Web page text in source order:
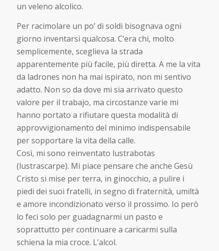
un veleno alcolico.
Per racimolare un po’ di soldi bisognava ogni
giorno inventarsi qualcosa. C’era chi, molto
semplicemente, sceglieva la strada
apparentemente più facile, più diretta. A me la vita
da ladrones non ha mai ispirato, non mi sentivo
adatto. Non so da dove mi sia arrivato questo
valore per il trabajo, ma circostanze varie mi
hanno portato a rifiutare questa modalità di
approvvigionamento del minimo indispensabile
per sopportare la vita della calle.
Così, mi sono reinventato lustrabotas
(lustrascarpe). Mi piace pensare che anche Gesù
Cristo si mise per terra, in ginocchio, a pulire i
piedi dei suoi fratelli, in segno di fraternità, umiltà
e amore incondizionato verso il prossimo. Io però
lo feci solo per guadagnarmi un pasto e
soprattutto per continuare a caricarmi sulla
schiena la mia croce. L’alcol.